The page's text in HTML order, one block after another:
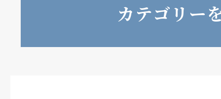
カテゴリー